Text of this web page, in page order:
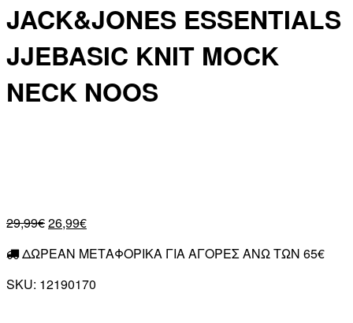
JACK&JONES ESSENTIALS
JJEBASIC KNIT MOCK
NECK NOOS
29,99€26,99€
ΔΩΡΕΑΝ ΜΕΤΑΦΟΡΙΚΑ ΓΙΑ ΑΓΟΡΕΣ ΑΝΩ ΤΩΝ 65€
SKU: 12190170